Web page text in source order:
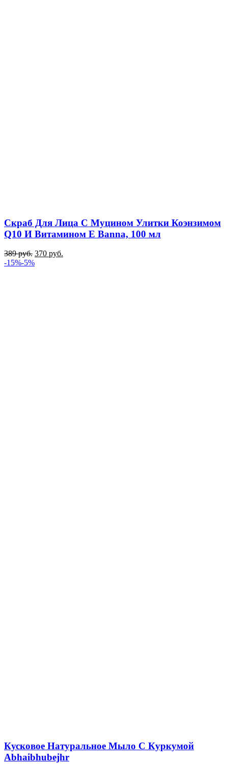
Cкраб Для Лица С Муцином Улитки Коэнзимом
Q10 И Витамином E Banna, 100 мл
389руб. 370 руб.
-15%-5%
Кусковое Натуральное Мыло С Куркумой
Abhaibhubejhr